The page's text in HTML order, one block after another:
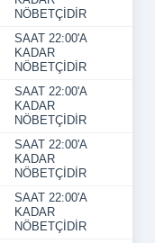
NÖBETÇİDİR
SAAT 22:00'A
KADAR
NÖBETÇİDİR
SAAT 22:00'A
KADAR
NÖBETÇİDİR
SAAT 22:00'A
KADAR
NÖBETÇİDİR
SAAT 22:00'A
KADAR
NÖBETÇİDİR